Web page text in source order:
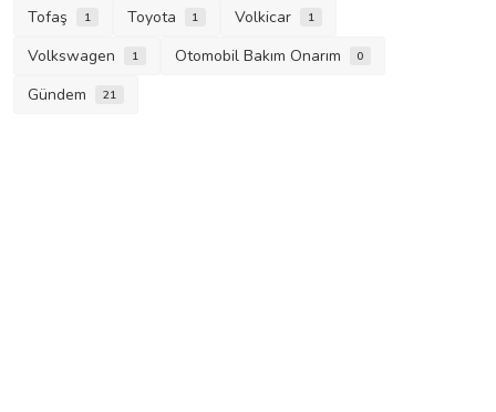
Tofaş 1 Toyota 1 Volkicar 1
Volkswagen 1 Otomobil Bakım Onarım 0
Gündem 21